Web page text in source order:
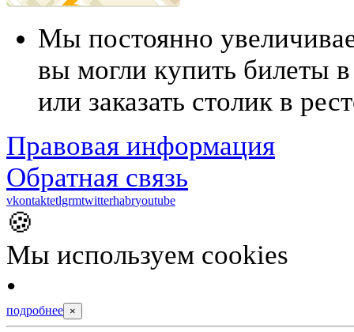
Мы постоянно
вы могли купить билеты в
или заказать столик в
Правовая информация
Обратная связь
vkontaktetlgrmtwitterhabryoutube
🍪
Мы используем cookies
•
подробнее ×